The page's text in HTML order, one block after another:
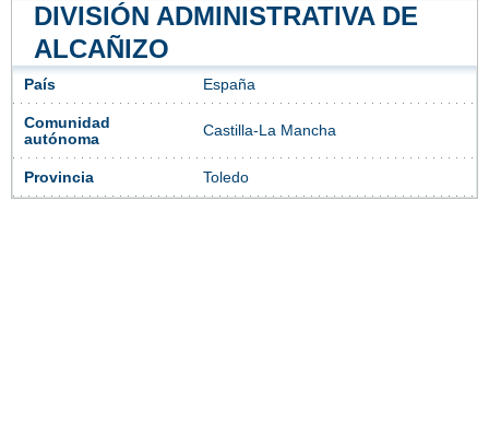
DIVISIÓN ADMINISTRATIVA DE
ALCAÑIZO
País España
Comunidad
autónoma
Castilla-La Mancha
Provincia Toledo